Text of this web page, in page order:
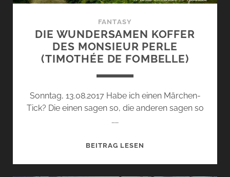
FANTASY
DIE WUNDERSAMEN KOFFER
DES MONSIEUR PERLE
(TIMOTHÉE DE FOMBELLE)
Sonntag, 13.08.2017 Habe ich einen Märchen-
Tick? Die einen sagen so, die anderen sagen so
……
BEITRAG LESEN